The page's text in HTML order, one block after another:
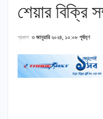
শেয়ার বিক্রি
প্রকাশ ৩ জানুয়ারি ২০২৪, ১০:০৮ পূর্বাহ্ণ